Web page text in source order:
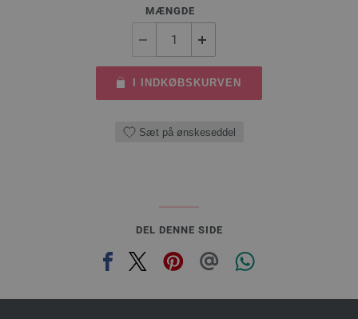
MÆNGDE
I INDKØBSKURVEN
Sæt på ønskeseddel
DEL DENNE SIDE